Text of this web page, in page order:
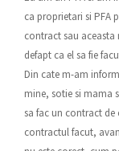
ca proprietari si PFA
contract sau
defapt ca el sa fie
Din cate m-am
mine, sotie si mama
sa fac un contract
contractul facut,